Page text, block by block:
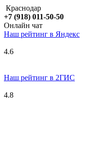
Краснодар
+7 (918) 011-50-50
Онлайн чат
Наш рейтинг в Яндекс
4.6
Наш рейтинг в 2ГИС
4.8